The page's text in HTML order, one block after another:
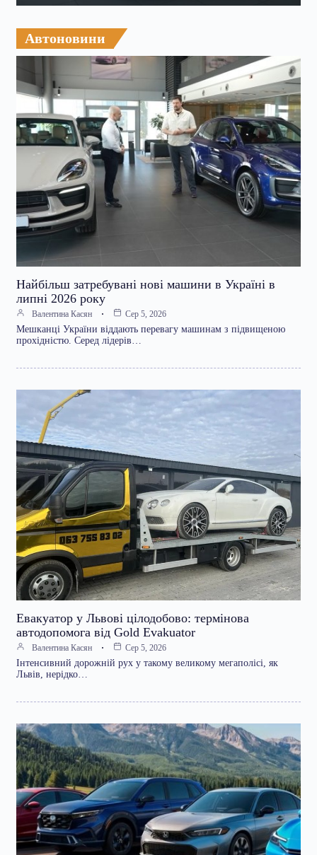
Автоновини
Найбільш затребувані нові машини в Україні в
липні 2026 року
Валентина Касян Сер 5, 2026
Мешканці України віддають перевагу машинам з підвищеною
прохідністю. Серед лідерів…
Евакуатор у Львові цілодобово: термінова
автодопомога від Gold Evakuator
Валентина Касян Сер 5, 2026
Інтенсивний дорожній рух у такому великому мегаполісі, як
Львів, нерідко…